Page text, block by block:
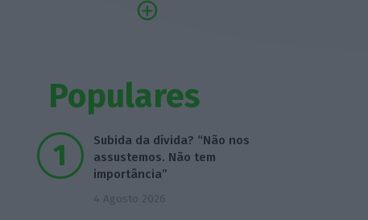
Populares
Subida da dívida? “Não nos
assustemos. Não tem
importância”
4 Agosto 2026